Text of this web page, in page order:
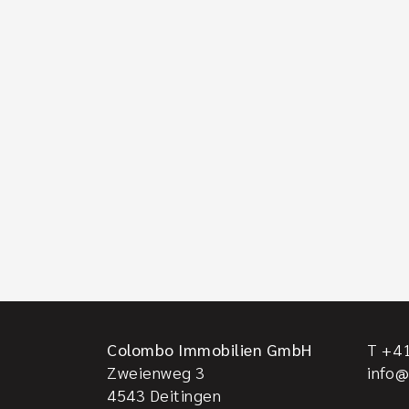
Colombo Immobilien GmbH
Zweienweg 3
4543 Deitingen
T